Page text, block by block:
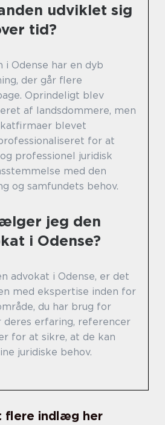
udviklet sig
tid?
i Odense har en dyb
der går flere
Oprindeligt blev
af landsdommere, men
blevet
for at
professionel juridisk
med den
og samfundets behov.
jeg den
i Odense?
advokat i Odense, er det
med ekspertise inden for
du har brug for
erfaring, referencer
for at sikre, at de kan
juridiske behov.
flere indlæg her